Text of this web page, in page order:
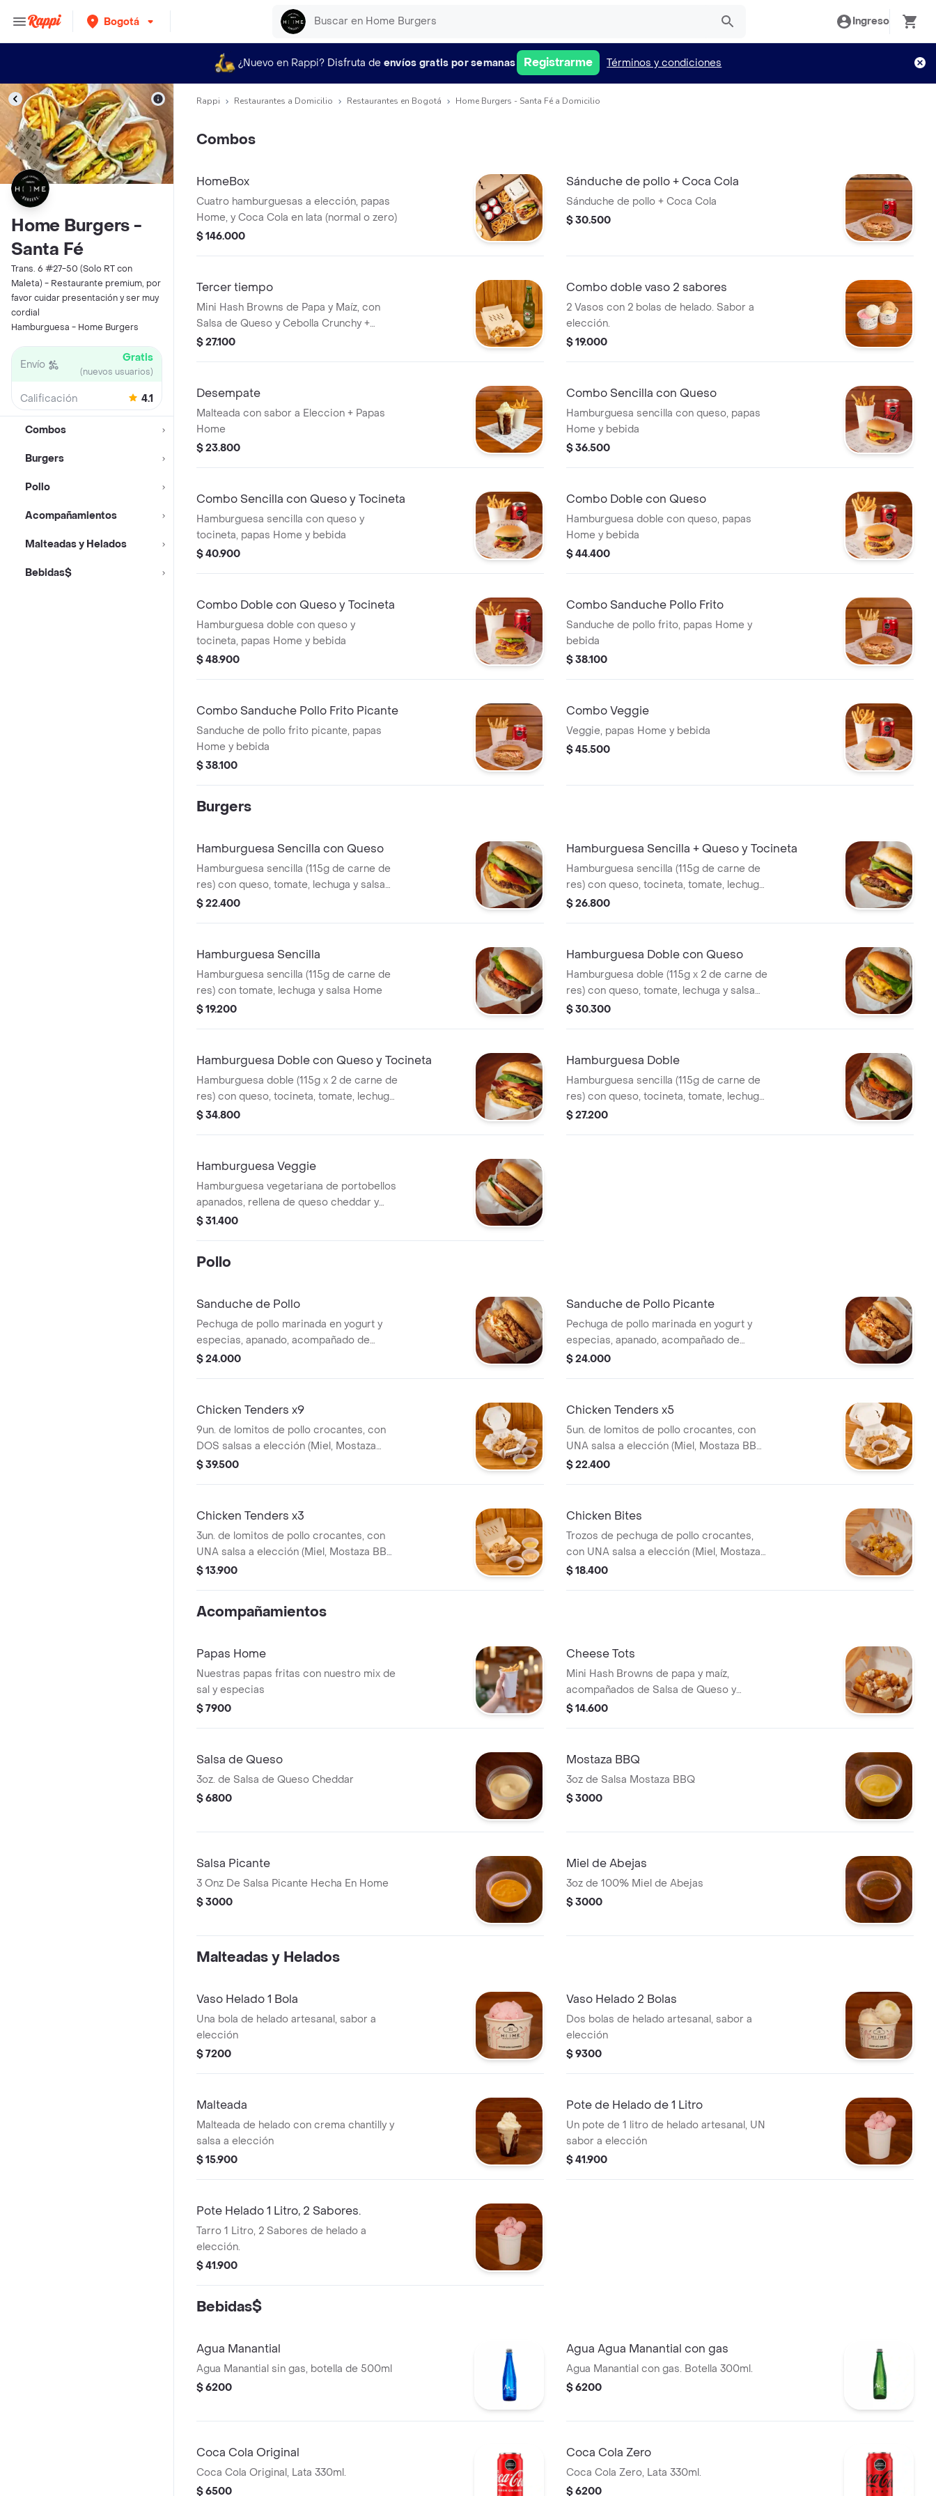
Bogotá Ingreso
¿Nuevo en Rappi? Disfruta de envíos gratis por semanas Registrarme Términos y condiciones
Home Burgers -
Santa Fé
Trans. 6 #27-50 (Solo RT con
Maleta) - Restaurante premium, por
favor cuidar presentación y ser muy
cordial
Hamburguesa - Home Burgers
Envío Gratis
(nuevos usuarios)
Calificación 4.1
Combos
Burgers
Pollo
Acompañamientos
Malteadas y Helados
Bebidas$
Rappi Restaurantes a Domicilio Restaurantes en Bogotá Home Burgers - Santa Fé a Domicilio
Combos
HomeBox
Cuatro hamburguesas a elección, papas
Home, y Coca Cola en lata (normal o zero)
$ 146.000
Sánduche de pollo + Coca Cola
Sánduche de pollo + Coca Cola
$ 30.500
Tercer tiempo
Mini Hash Browns de Papa y Maíz, con
Salsa de Queso y Cebolla Crunchy +
Heineken
$ 27.100
Combo doble vaso 2 sabores
2 Vasos con 2 bolas de helado. Sabor a
elección.
$ 19.000
Desempate
Malteada con sabor a Eleccion + Papas
Home
$ 23.800
Combo Sencilla con Queso
Hamburguesa sencilla con queso, papas
Home y bebida
$ 36.500
Combo Sencilla con Queso y Tocineta
Hamburguesa sencilla con queso y
tocineta, papas Home y bebida
$ 40.900
Combo Doble con Queso
Hamburguesa doble con queso, papas
Home y bebida
$ 44.400
Combo Doble con Queso y Tocineta
Hamburguesa doble con queso y
tocineta, papas Home y bebida
$ 48.900
Combo Sanduche Pollo Frito
Sanduche de pollo frito, papas Home y
bebida
$ 38.100
Combo Sanduche Pollo Frito Picante
Sanduche de pollo frito picante, papas
Home y bebida
$ 38.100
Combo Veggie
Veggie, papas Home y bebida
$ 45.500
Burgers
Hamburguesa Sencilla con Queso
Hamburguesa sencilla (115g de carne de
res) con queso, tomate, lechuga y salsa
Home
$ 22.400
Hamburguesa Sencilla + Queso y Tocineta
Hamburguesa sencilla (115g de carne de
res) con queso, tocineta, tomate, lechuga
y salsa Home
$ 26.800
Hamburguesa Sencilla
Hamburguesa sencilla (115g de carne de
res) con tomate, lechuga y salsa Home
$ 19.200
Hamburguesa Doble con Queso
Hamburguesa doble (115g x 2 de carne de
res) con queso, tomate, lechuga y salsa
Home
$ 30.300
Hamburguesa Doble con Queso y Tocineta
Hamburguesa doble (115g x 2 de carne de
res) con queso, tocineta, tomate, lechuga
y salsa Home
$ 34.800
Hamburguesa Doble
Hamburguesa sencilla (115g de carne de
res) con queso, tocineta, tomate, lechuga
y salsa Home
$ 27.200
Hamburguesa Veggie
Hamburguesa vegetariana de portobellos
apanados, rellena de queso cheddar y
mozzarella, acompañada de tomate,
$ 31.400
Pollo
Sanduche de Pollo
Pechuga de pollo marinada en yogurt y
especias, apanado, acompañado de
ensalada de repollo (coleslaw)
$ 24.000
Sanduche de Pollo Picante
Pechuga de pollo marinada en yogurt y
especias, apanado, acompañado de
ensalada de repollo (coleslaw) y salsa
$ 24.000
Chicken Tenders x9
9un. de lomitos de pollo crocantes, con
DOS salsas a elección (Miel, Mostaza
BBQ, Salsa Picante o Salsa Home)
$ 39.500
Chicken Tenders x5
5un. de lomitos de pollo crocantes, con
UNA salsa a elección (Miel, Mostaza BBQ,
Salsa Picante o Salsa Home)
$ 22.400
Chicken Tenders x3
3un. de lomitos de pollo crocantes, con
UNA salsa a elección (Miel, Mostaza BBQ,
Salsa Picante o Salsa Home)
$ 13.900
Chicken Bites
Trozos de pechuga de pollo crocantes,
con UNA salsa a elección (Miel, Mostaza
BBQ, Salsa Picante o Salsa Home)
$ 18.400
Acompañamientos
Papas Home
Nuestras papas fritas con nuestro mix de
sal y especias
$ 7900
Cheese Tots
Mini Hash Browns de papa y maíz,
acompañados de Salsa de Queso y
cebolla crunchy
$ 14.600
Salsa de Queso
3oz. de Salsa de Queso Cheddar
$ 6800
Mostaza BBQ
3oz de Salsa Mostaza BBQ
$ 3000
Salsa Picante
3 Onz De Salsa Picante Hecha En Home
$ 3000
Miel de Abejas
3oz de 100% Miel de Abejas
$ 3000
Malteadas y Helados
Vaso Helado 1 Bola
Una bola de helado artesanal, sabor a
elección
$ 7200
Vaso Helado 2 Bolas
Dos bolas de helado artesanal, sabor a
elección
$ 9300
Malteada
Malteada de helado con crema chantilly y
salsa a elección
$ 15.900
Pote de Helado de 1 Litro
Un pote de 1 litro de helado artesanal, UN
sabor a elección
$ 41.900
Pote Helado 1 Litro, 2 Sabores.
Tarro 1 Litro, 2 Sabores de helado a
elección.
$ 41.900
Bebidas$
Agua Manantial
Agua Manantial sin gas, botella de 500ml
$ 6200
Agua Agua Manantial con gas
Agua Manantial con gas. Botella 300ml.
$ 6200
Coca Cola Original
Coca Cola Original, Lata 330ml.
$ 6500
Coca Cola Zero
Coca Cola Zero, Lata 330ml.
$ 6200